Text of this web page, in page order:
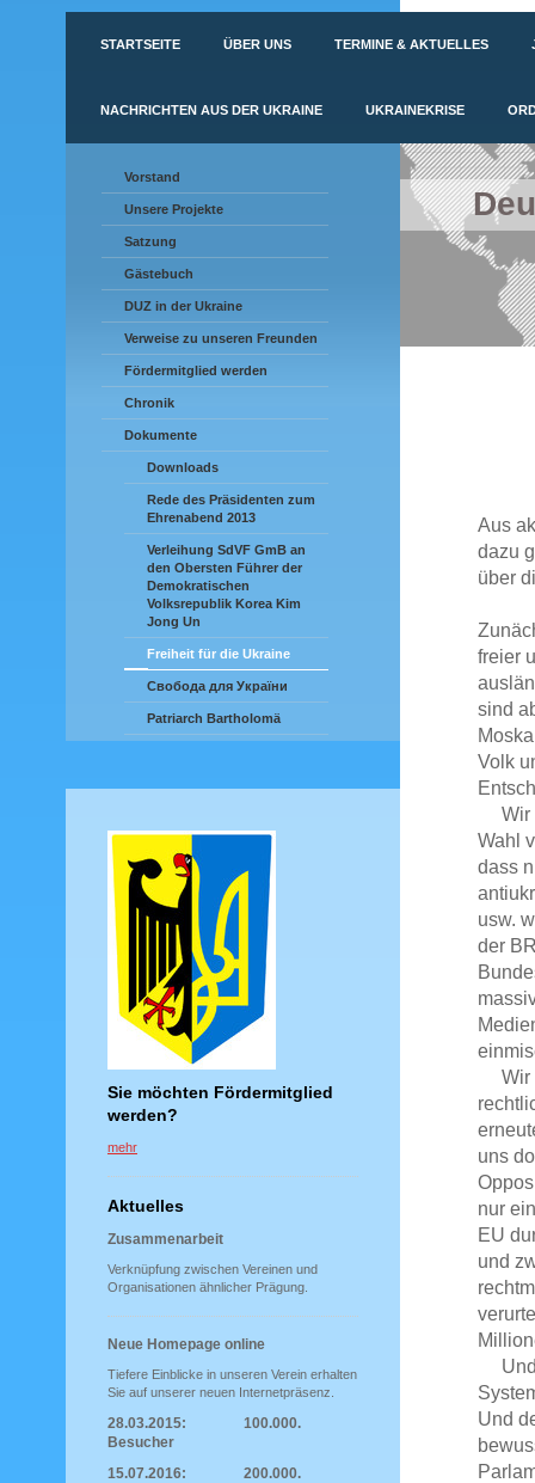
STARTSEITE ÜBER UNS TERMINE & AKTUELLES
NACHRICHTEN AUS DER UKRAINE UKRAINEKRISE
Vorstand
Unsere Projekte
Satzung
Gästebuch
DUZ in der Ukraine
Verweise zu unseren Freunden
Fördermitglied werden
Chronik
Dokumente
Downloads
Rede des Präsidenten zum
Ehrenabend 2013
Verleihung SdVF GmB an
den Obersten Führer der
Demokratischen
Volksrepublik Korea Kim
Jong Un
Freiheit für die Ukraine
Свобода для України
Patriarch Bartholomä
Sie möchten Fördermitglied
werden?
mehr
Aktuelles
Zusammenarbeit
Verknüpfung zwischen Vereinen und
Organisationen ähnlicher Prägung.
Neue Homepage online
Tiefere Einblicke in unseren Verein erhalten
Sie auf unserer neuen Internetpräsenz.
28.03.2015: 100.000.
Besucher
15.07.2016: 200.000.
Aus
dazu
über
freier
sind
Volk
Wir
Wahl
dass
usw.
der
Wir
uns
nur
EU
und
Und
Und